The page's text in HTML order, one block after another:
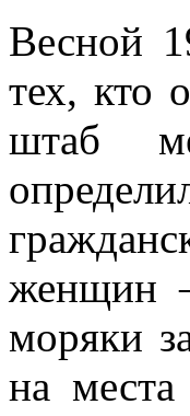
Весной
тех, кто
штаб
женщин
моряки
на